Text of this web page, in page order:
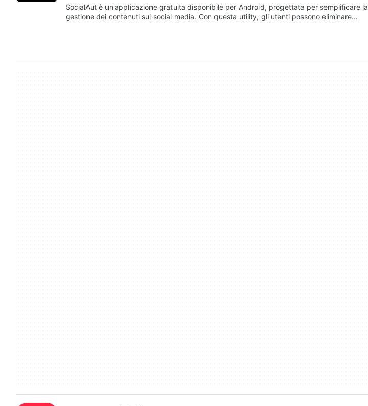
SocialAut è un'applicazione gratuita disponibile per Android, progettata per semplificare la
gestione dei contenuti sui social media. Con questa utility, gli utenti possono eliminare…